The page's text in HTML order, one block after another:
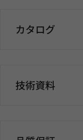
カタログ
技術資料